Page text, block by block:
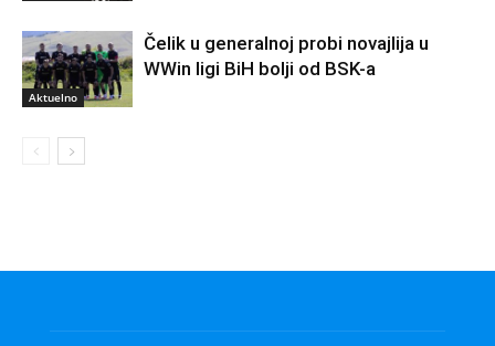
Aktuelno
Čelik u generalnoj probi novajlija u
WWin ligi BiH bolji od BSK-a